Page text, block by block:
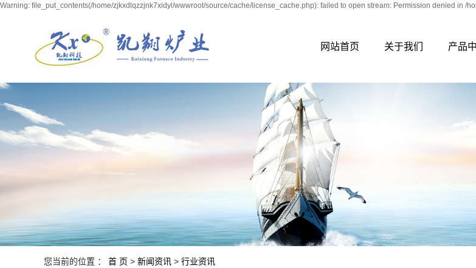
Warning: file_put_contents(/home/zjkxdlqzzjnk7xidyl/wwwroot/source/cache/license_cache.php): failed to open stream: Permission denied in /
网站首页 关于我们 产品
您当前的位置 ： 首 页 > 新闻资讯 > 行业资讯